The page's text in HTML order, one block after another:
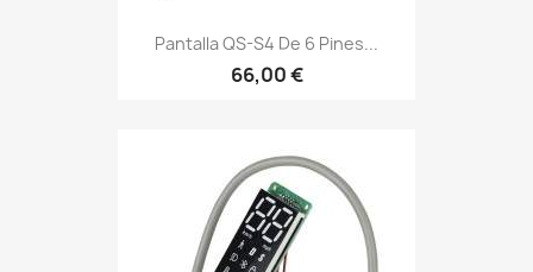
Pantalla QS-S4 De 6 Pines...
66,00 €